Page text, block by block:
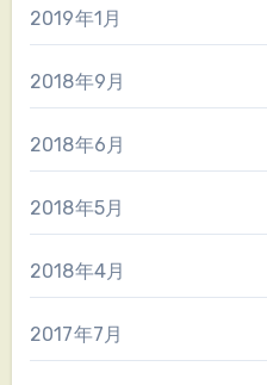
2019年1月
2018年9月
2018年6月
2018年5月
2018年4月
2017年7月